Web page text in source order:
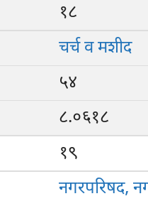
१८
चर्च व मशीद
५४
८.०६१८
१९
नगरपरिषद,